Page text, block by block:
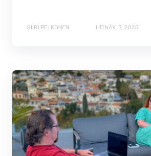
SIIRI PELKONEN HEINÄK. 7, 2025